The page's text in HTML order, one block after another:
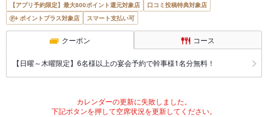
【アプリ予約限定】最大800ポイント還元対象店
口コミ投稿特典対象店
ポイントプラス対象店
スマート支払い可
クーポン コース
【日曜～木曜限定】6名様以上の宴会予約で幹事様1名分無料！
カレンダーの更新に失敗しました。
下記ボタンを押して空席状況を更新してください。